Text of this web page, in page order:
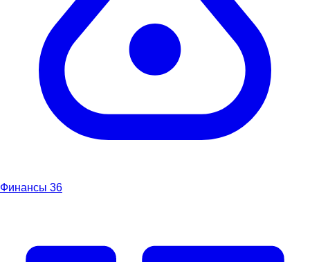
Финансы 36